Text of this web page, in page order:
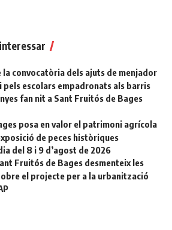
la convocatòria dels ajuts de menjador
pels escolars empadronats als barris
fan nit a Sant Fruitós de Bages
posa en valor el patrimoni agrícola
de peces històriques
del 8 i 9 d’agost de 2026
Fruitós de Bages desmenteix les
el projecte per a la urbanització